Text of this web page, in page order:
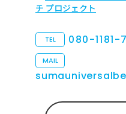
TEL 080-1181-
MAIL